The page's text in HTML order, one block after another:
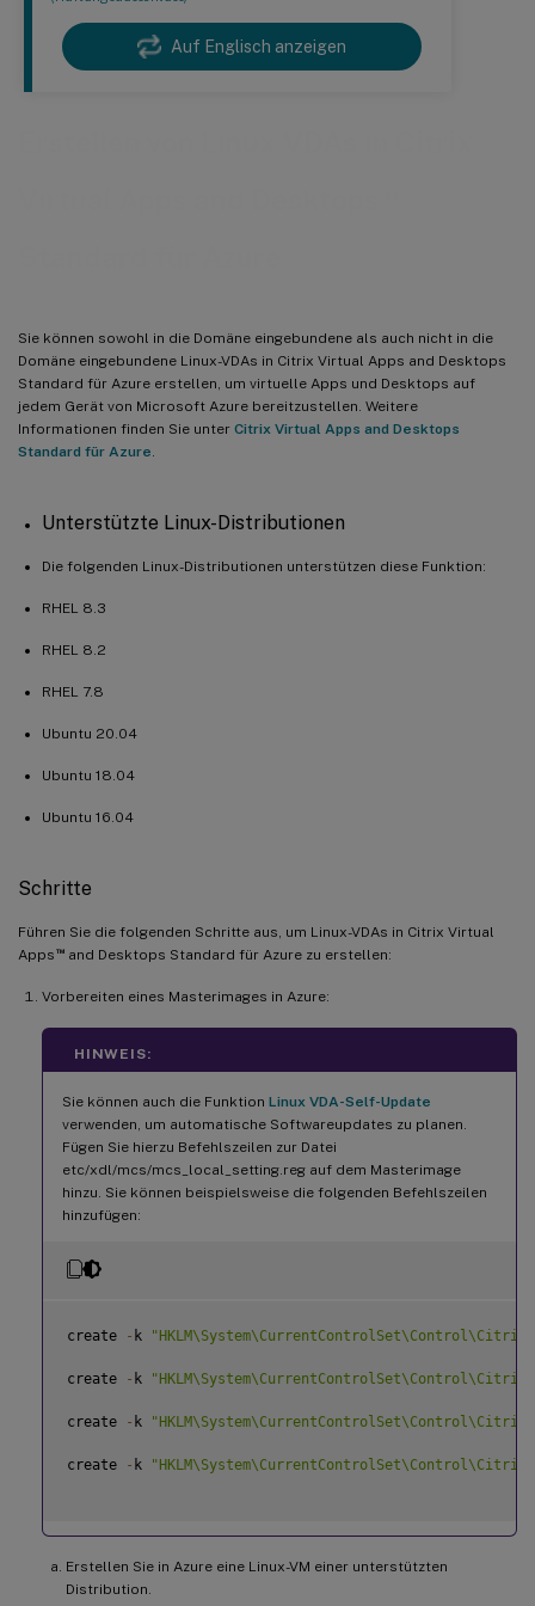
Auf Englisch anzeigen
Sie können sowohl in die Domäne eingebundene als auch nicht in die
Domäne eingebundene Linux-VDAs in Citrix Virtual Apps and Desktops
Standard für Azure erstellen, um virtuelle Apps und Desktops auf
jedem Gerät von Microsoft Azure bereitzustellen. Weitere
Informationen finden Sie unter Citrix Virtual Apps and Desktops
Standard für Azure
Unterstützte Linux-Distributionen
Die folgenden Linux-Distributionen unterstützen diese Funktion:
RHEL 8.3
RHEL 8.2
RHEL 7.8
Ubuntu 20.04
Ubuntu 18.04
Ubuntu 16.04
Schritte
Führen Sie die folgenden Schritte aus, um Linux-VDAs in Citrix Virtual
Apps ™and Desktops Standard für Azure zu erstellen:
Vorbereiten eines Masterimages in Azure:
HINWEIS:
Sie können auch die Funktion Linux VDA-Self-Update
verwenden, um automatische Softwareupdates zu planen.
Fügen Sie hierzu Befehlszeilen zur Datei
etc/xdl/mcs/mcs_local_setting.reg auf dem Masterimage
hinzu. Sie können beispielsweise die folgenden Befehlszeilen
hinzufügen:
create - k
create - k
create - k
create - k
Erstellen Sie in Azure eine Linux-VM einer unterstützten
Distribution.